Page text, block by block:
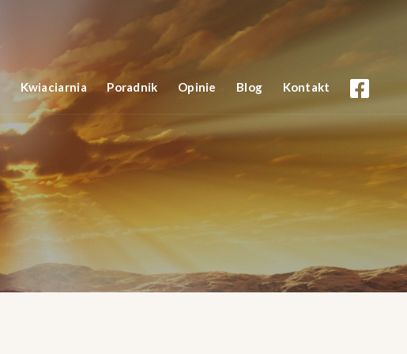
Kwiaciarnia Poradnik Opinie Blog Kontakt